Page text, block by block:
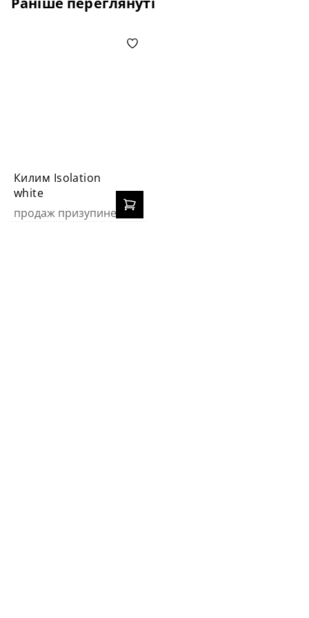
Килим Isolation
white
продаж призупинено